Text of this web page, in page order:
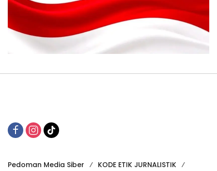
Pedoman Media Siber KODE ETIK JURNALISTIK